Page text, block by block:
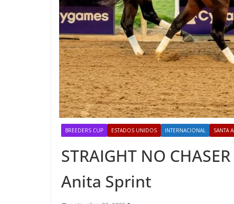
BREEDERS CUP ESTADOS UNIDOS INTERNACIONAL SANTA
STRAIGHT NO
Anita Sprint